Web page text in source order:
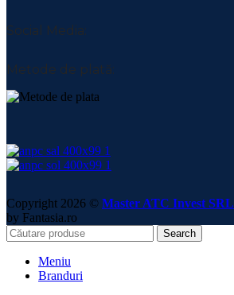
Social Media:
Metode de plată:
Copyright 2026 © Master ATC Invest SRL
by Fantasia.ro
Search
Meniu
Branduri